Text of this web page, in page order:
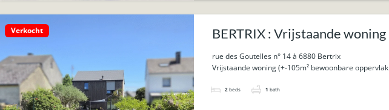
Verkocht BERTRIX : Vrijstaande
rue des Goutelles n° 14 à 6880 Bertrix
Vrijstaande woning (+-105m² bewoonbare
2 beds 1 bath